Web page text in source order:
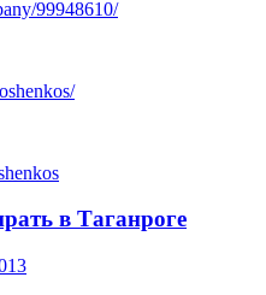
99948610/
в Таганроге